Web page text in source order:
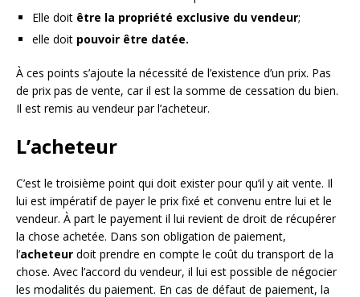
Elle doit être la propriété exclusive du vendeur;
elle doit pouvoir être datée.
À ces points s’ajoute la nécessité de l’existence d’un prix. Pas
de prix pas de vente, car il est la somme de cessation du bien.
Il est remis au vendeur par l’acheteur.
L’acheteur
C’est le troisième point qui doit exister pour qu’il y ait vente. Il
lui est impératif de payer le prix fixé et convenu entre lui et le
vendeur. À part le payement il lui revient de droit de récupérer
la chose achetée. Dans son obligation de paiement,
l’acheteur doit prendre en compte le coût du transport de la
chose. Avec l’accord du vendeur, il lui est possible de négocier
les modalités du paiement. En cas de défaut de paiement, la